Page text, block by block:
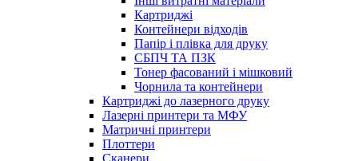
Картриджі
Контейнери відходів
Папір і плівка для друку
СБПЧ ТА ПЗК
Тонер фасований і мішковий
Чорнила та контейнери
Картриджі до лазерного друку
Лазерні принтери та МФУ
Матричні принтери
Плоттери
Сканери